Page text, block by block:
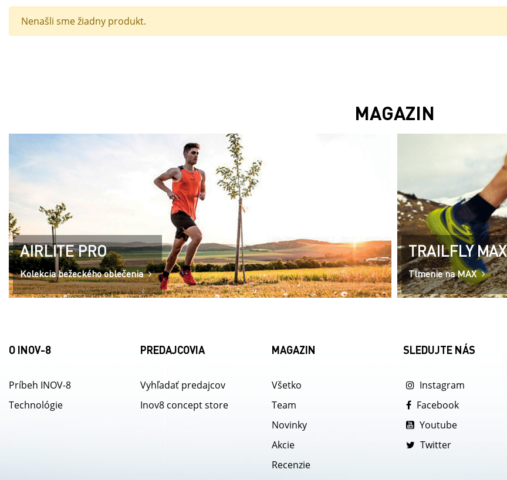
Nenašli sme žiadny produkt.
MAGAZIN
AIRLITE PRO
Kolekcia bežeckého oblečenia
TRAILFLY MAX
Tlmenie na MAX
O INOV-8
Príbeh INOV-8
Technológie
PREDAJCOVIA
Vyhľadať predajcov
Inov8 concept store
MAGAZIN
Všetko
Team
Novinky
Akcie
Recenzie
SLEDUJTE NÁS
Instagram
Facebook
Youtube
Twitter